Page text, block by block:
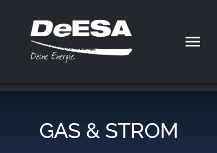
Geschäftsfelder
GAS & STROM